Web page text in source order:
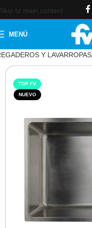
Skip to main content
MENÚ
Y LAVARROPAS
TOP FV
NUEVO